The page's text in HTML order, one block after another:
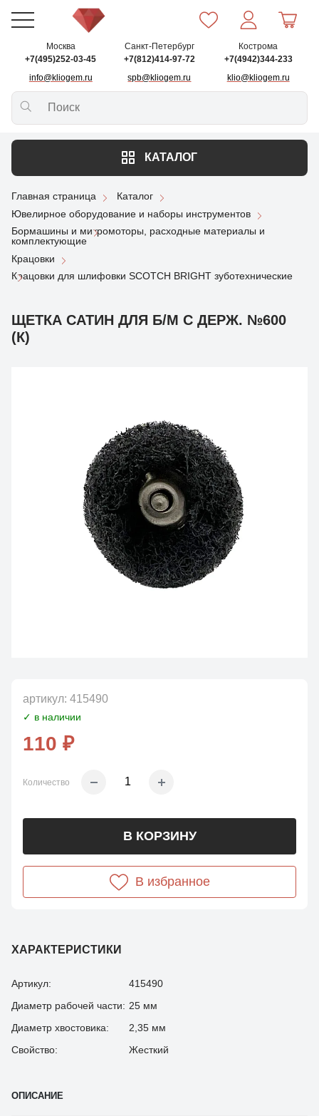
Москва
+7(495)252-03-45
info@kliogem.ru
Санкт-Петербург
+7(812)414-97-72
spb@kliogem.ru
Кострома
+7(4942)344-233
klio@kliogem.ru
КАТАЛОГ
Главная страница
Каталог
Ювелирное оборудование и наборы инструментов
Бормашины и микромоторы, расходные материалы и
комплектующие
Крацовки
Крацовки для шлифовки SCOTCH BRIGHT зуботехнические
ЩЕТКА САТИН ДЛЯ Б/М С ДЕРЖ. №600
(К)
ХАРАКТЕРИСТИКИ
Артикул:
415490
Диаметр рабочей части: 25 мм
Диаметр хвостовика:
2,35 мм
Свойство:
Жесткий
артикул: 415490
✓ в наличии
110 ₽
Количество
В КОРЗИНУ
В избранное
ОПИСАНИЕ